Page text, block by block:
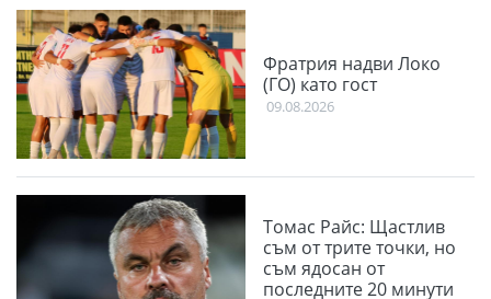
Фратрия надви Локо
(ГО) като гост
09.08.2026
Томас Райс: Щастлив
съм от трите точки, но
съм ядосан от
последните 20 минути